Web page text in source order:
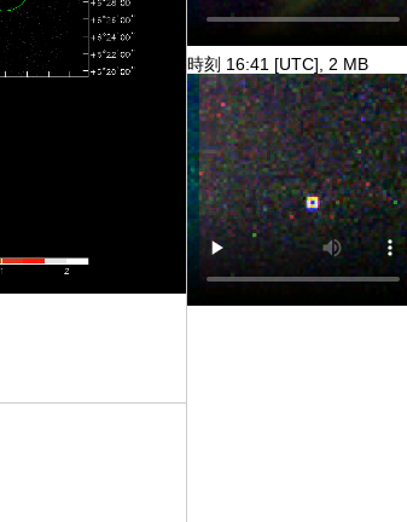
時刻 16:41 [UTC], 2 MB